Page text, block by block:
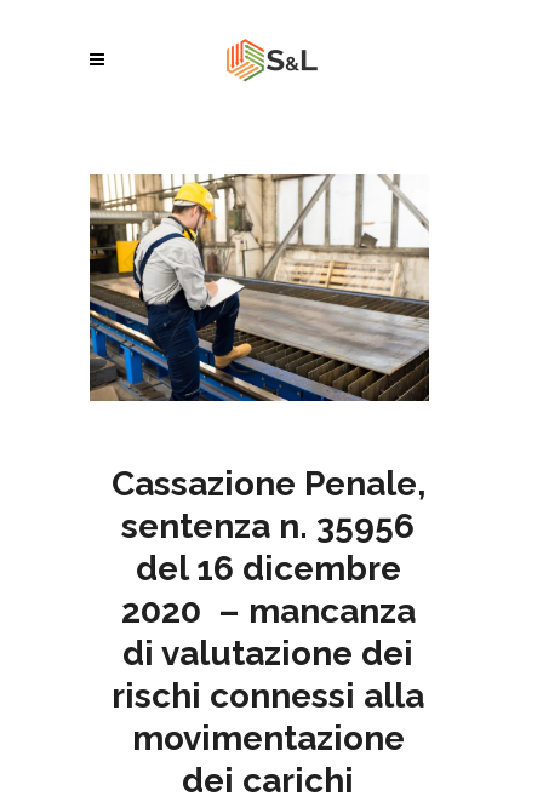
Cassazione Penale,
sentenza n. 35956
del 16 dicembre
2020 – mancanza
di valutazione dei
rischi connessi alla
movimentazione
dei carichi